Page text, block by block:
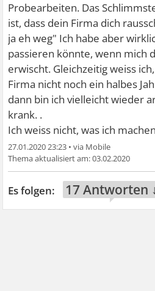
Probearbeiten. Das
ist, dass dein Firma dich
ja eh weg" Ich habe aber
passieren könnte, wenn mich
erwischt. Gleichzeitig weiss
Firma nicht noch ein halbes
dann bin ich vielleicht wieder
krank. .
Ich weiss nicht, was ich
27.01.2020 23:23 •
03.02.2020
17 Antworten